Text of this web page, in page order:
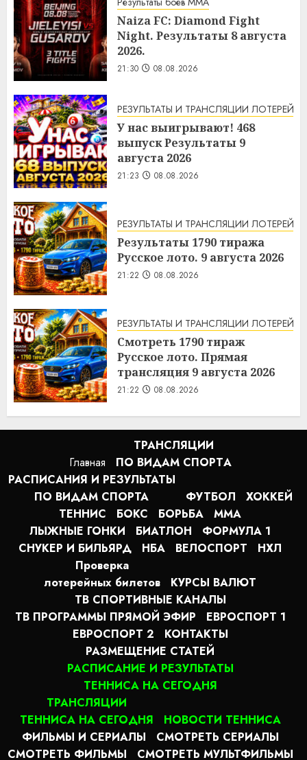
Naiza FC: Diamond Fight
Night. Результаты 8 августа
2026.
21:30 08.08.2026
РЕЗУЛЬТАТЫ И ТРАНСЛЯЦИИ ЛОТЕРЕЙ
У нас выигрывают! 468
выпуск Результаты 9
августа 2026
21:23 08.08.2026
РЕЗУЛЬТАТЫ И ТРАНСЛЯЦИИ ЛОТЕРЕЙ
Результаты 1790 тиража
Русское лото. 9 августа 2026
21:22 08.08.2026
РЕЗУЛЬТАТЫ И ТРАНСЛЯЦИИ ЛОТЕРЕЙ
Смотреть 1790 тираж
Русское лото. Прямая
трансляция 9 августа 2026
21:22 08.08.2026
Главная
ТРАНСЛЯЦИИ
ПО ВИДАМ СПОРТA
РАСПИСАНИЯ И РЕЗУЛЬТАТЫ
ПО ВИДАМ СПОРТА
ФУТБОЛ
ХОККЕЙ
ТЕННИС
БОКС БОРЬБА
MMA
ЛЫЖНЫЕ ГОНКИ
БИАТЛОН
ФОРМУЛА 1
СНУКЕР И БИЛЬЯРД
НБА ВЕЛОСПОРТ
НХЛ
Проверка
лотерейных билетов
КУРСЫ ВАЛЮТ
ТВ СПОРТИВНЫЕ КАНАЛЫ
ТВ ПРОГРАММЫ ПРЯМОЙ ЭФИР
ЕВРОСПОРТ 1
ЕВРОСПОРТ 2
КОНТАКТЫ
РАЗМЕЩЕНИЕ СТАТЕЙ
РАСПИСАНИЕ И РЕЗУЛЬТАТЫ
ТЕННИСА НА СЕГОДНЯ
ТРАНСЛЯЦИИ
ТЕННИСА НА СЕГОДНЯ
НОВОСТИ ТЕННИСА
ФИЛЬМЫ И СЕРИАЛЫ
СМОТРЕТЬ СЕРИАЛЫ
СМОТРЕТЬ ФИЛЬМЫ
СМОТРЕТЬ МУЛЬТФИЛЬМЫ